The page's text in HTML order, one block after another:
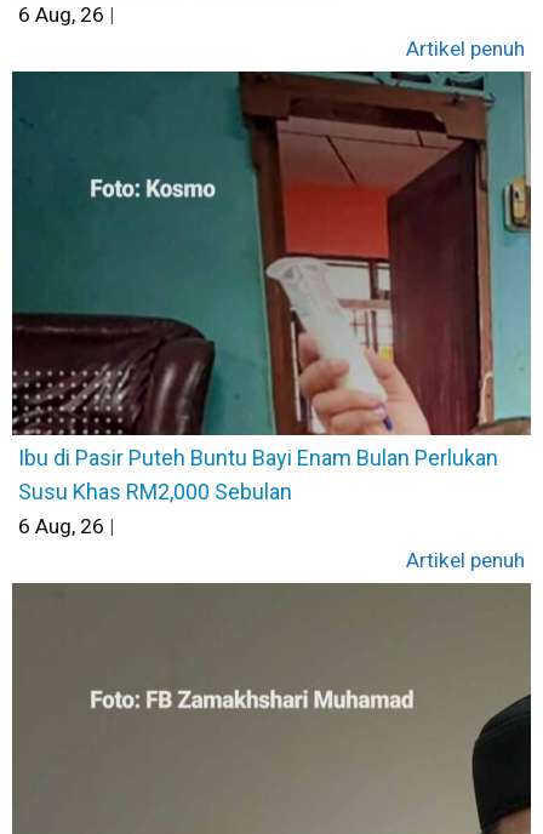
6 Aug, 26 |
Artikel penuh
Ibu di Pasir Puteh Buntu Bayi Enam Bulan Perlukan
Susu Khas RM2,000 Sebulan
6 Aug, 26 |
Artikel penuh